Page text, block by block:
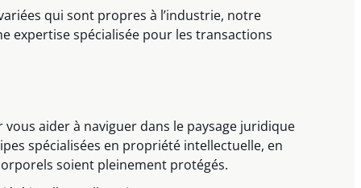
qui sont propres à l’industrie, notre
expertise spécialisée pour les transactions
aider à naviguer dans le paysage juridique
spécialisées en propriété intellectuelle, en
soient pleinement protégés.